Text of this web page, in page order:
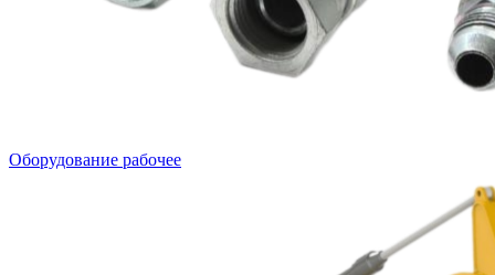
Оборудование рабочее